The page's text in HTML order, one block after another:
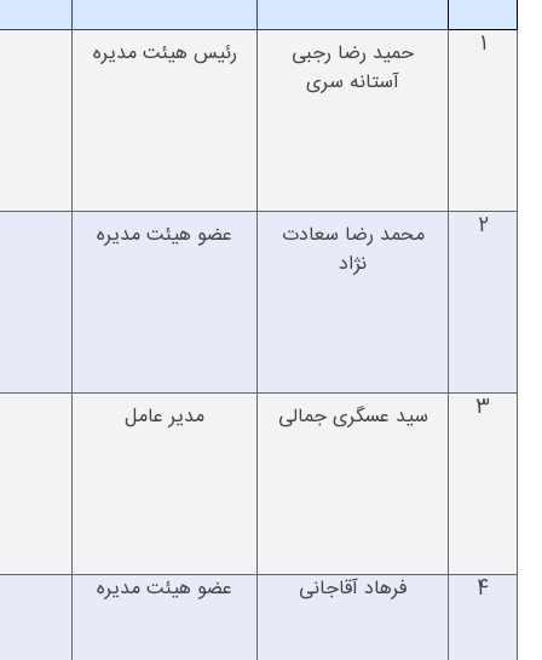
1
حمید رضا رجبی
آستانه سری
رئیس هیئت مدیره
2
محمد رضا سعادت
نژاد
عضو هیئت مدیره
3 سید عسگری جمالی مدیر عامل
4 فرهاد آقاجانی عضو هیئت مدیره